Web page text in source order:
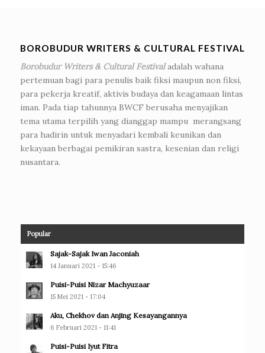
BOROBUDUR WRITERS & CULTURAL FESTIVAL
Borobudur Writers & Cultural Festivaladalah wahana
pertemuan bagi para penulis baik fiksi maupun non fiksi,
para pekerja kreatif, aktivis budaya dan keagamaan lintas
iman. Pada tiap tahunnya BWCF berusaha menyajikan
tema utama terpilih yang dianggap mampu merangsang
para hadirin untuk menyadari kembali keunikan dan
kekayaan berbagai pemikiran sastra, kesenian dan religi
nusantara.
Popular
Sajak-Sajak Iwan Jaconiah
14 Januari 2021 - 15:46
Puisi-Puisi Nizar Machyuzaar
15 Mei 2021 - 17:04
Aku, Chekhov dan Anjing Kesayangannya
6 Februari 2021 - 11:41
Puisi-Puisi Iyut Fitra